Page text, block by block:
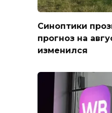
Синоптики
прогноз на
изменился